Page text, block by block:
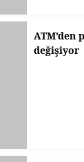
ATM’den
değişiyor